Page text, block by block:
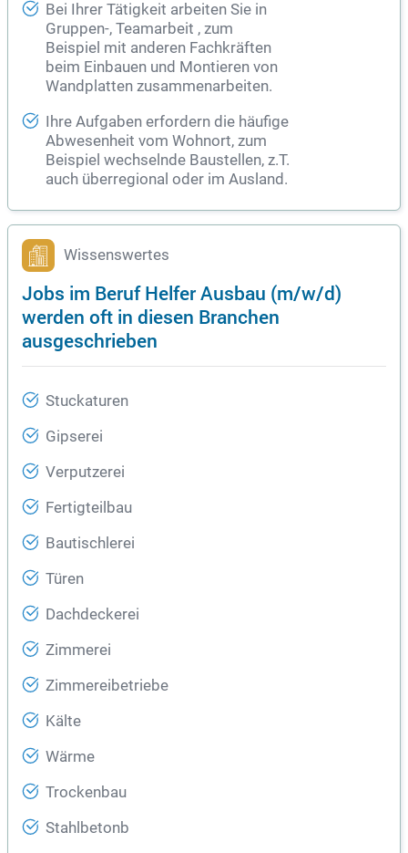
Bei Ihrer Tätigkeit arbeiten Sie in
Gruppen-, Teamarbeit , zum
Beispiel mit anderen Fachkräften
beim Einbauen und Montieren von
Wandplatten zusammenarbeiten.
Ihre Aufgaben erfordern die häufige
Abwesenheit vom Wohnort, zum
Beispiel wechselnde Baustellen, z.T.
auch überregional oder im Ausland.
Wissenswertes
Jobs im Beruf Helfer Ausbau (m/w/d)
werden oft in diesen Branchen
ausgeschrieben
Stuckaturen
Gipserei
Verputzerei
Fertigteilbau
Bautischlerei
Türen
Dachdeckerei
Zimmerei
Zimmereibetriebe
Kälte
Wärme
Trockenbau
Stahlbetonb